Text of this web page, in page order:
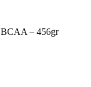
– 456gr